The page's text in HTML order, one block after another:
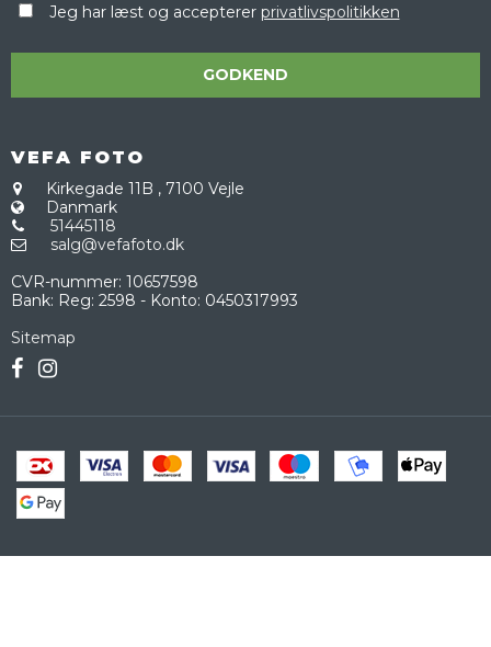
Jeg har læst og accepterer privatlivspolitikken
GODKEND
VEFA FOTO
Kirkegade 11B , 7100 Vejle
Danmark
51445118
salg@vefafoto.dk
CVR-nummer: 10657598
Bank: Reg: 2598 - Konto: 0450317993
Sitemap